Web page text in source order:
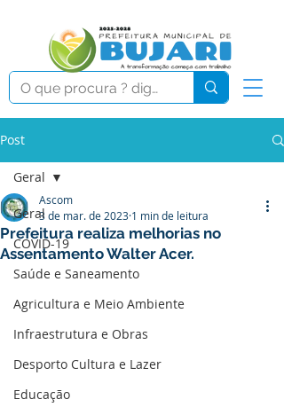
Post
Geral
COVID-19
Saúde e Saneamento
Agricultura e Meio Ambiente
Infraestrutura e Obras
Desporto Cultura e Lazer
Educação
Geral
Prefeitura realiza melhorias no
Assentamento Walter Acer.
Ascom
3 de mar. de 2023 1 min de leitura